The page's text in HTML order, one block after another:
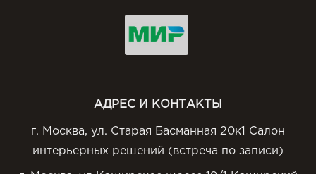
АДРЕС И КОНТАКТЫ
г. Москва, ул. Старая Басманная 20к1 Салон
интерьерных решений (встреча по записи)